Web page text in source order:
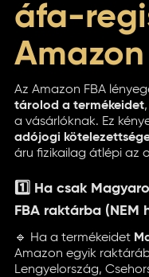
áfa-
Az Amazon FBA
tárolod a termékeidet
a vásárlóknak. Ez
adójogi
áru fizikailag átlépi az
1️⃣ Ha csak
FBA raktárba (NEM
🔹 Ha a termékeidet
Amazon egyik
Lengyelország,